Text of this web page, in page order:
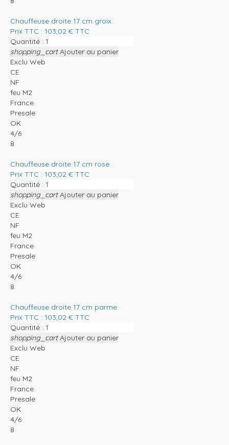
Chauffeuse droite 17 cm groix
Prix TTC : 103,02 € TTC
Quantité :
shopping_cart Ajouter au panier
Exclu Web
CE
NF
feu M2
France
Presale
OK
4/6
8
Chauffeuse droite 17 cm rose
Prix TTC : 103,02 € TTC
Quantité :
shopping_cart Ajouter au panier
Exclu Web
CE
NF
feu M2
France
Presale
OK
4/6
8
Chauffeuse droite 17 cm parme
Prix TTC : 103,02 € TTC
Quantité :
shopping_cart Ajouter au panier
Exclu Web
CE
NF
feu M2
France
Presale
OK
4/6
8